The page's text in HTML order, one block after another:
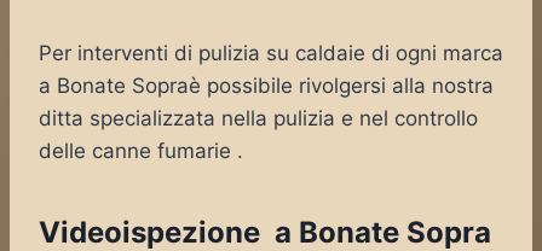
Per interventi di pulizia su caldaie di ogni marca
a Bonate Sopraè possibile rivolgersi alla nostra
ditta specializzata nella pulizia e nel controllo
delle canne fumarie .
Videoispezione a Bonate Sopra